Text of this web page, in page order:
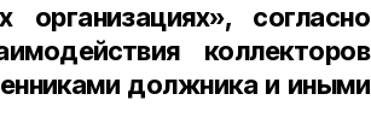
организациях», согласно
коллекторов
должника и иными